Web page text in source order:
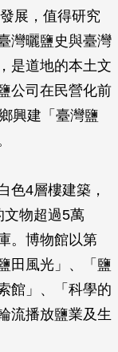
展，值得研究
灣曬鹽史與臺灣
是道地的本土文
公司在民營化前
興建「臺灣鹽
色4層樓建築，
文物超過5萬
。博物館以第
田風光」、「鹽
館」、「科學的
流播放鹽業及生